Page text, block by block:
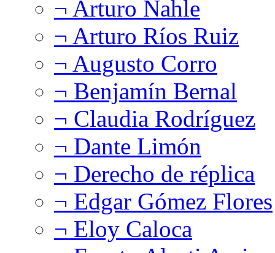
¬ Arturo Nahle
¬ Arturo Ríos Ruiz
¬ Augusto Corro
¬ Benjamín Bernal
¬ Claudia Rodríguez
¬ Dante Limón
¬ Derecho de réplica
¬ Edgar Gómez Flores
¬ Eloy Caloca